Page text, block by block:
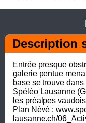
Description
Entrée presque
galerie pentue
base se trouve
Spéléo Lausanne
les préalpes
Plan Névé :
lausanne.ch/